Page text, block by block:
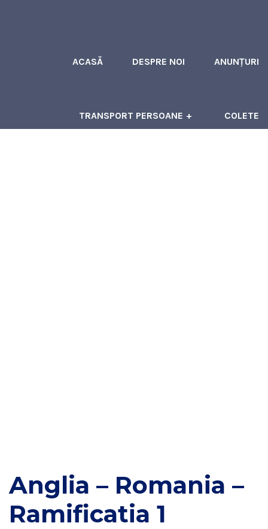
ACASĂ DESPRE NOI ANUNȚURI
TRANSPORT PERSOANE COLETE
Anglia – Romania –
Ramificatia 1